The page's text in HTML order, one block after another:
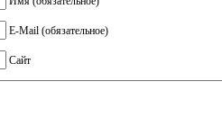
E-Mail (обязательное)
Сайт